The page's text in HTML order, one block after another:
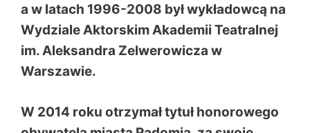
a w latach 1996-2008 był wykładowcą na
Wydziale Aktorskim Akademii Teatralnej
im. Aleksandra Zelwerowicza w
Warszawie.
W 2014 roku otrzymał tytuł honorowego